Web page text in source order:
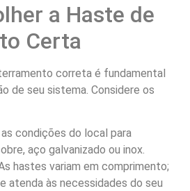
a Haste de
Certa
correta é fundamental
de seu sistema. Considere os
condições do local para
aço galvanizado ou inox.
hastes variam em comprimento;
atenda às necessidades do seu